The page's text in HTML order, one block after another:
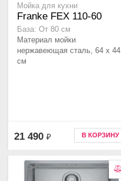
Мойка для кухни
Franke FEX 110-60
База: От 80 см
Материал мойки
нержавеющая сталь, 64 x 44
см
21 490 ₽ В КОРЗИНУ